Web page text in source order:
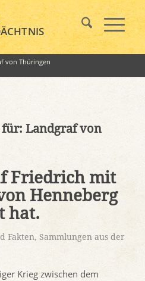
von Thüringen
für: Landgraf von
Friedrich mit
Henneberg
hat.
Fakten, Sammlungen aus der
Krieg zwischen dem